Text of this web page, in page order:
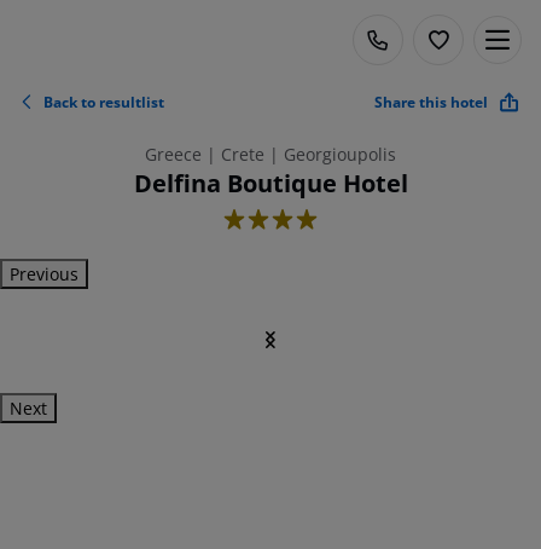
Back to resultlist Share this hotel
Greece | Crete | Georgioupolis
Delfina Boutique Hotel
4
Previous
Next